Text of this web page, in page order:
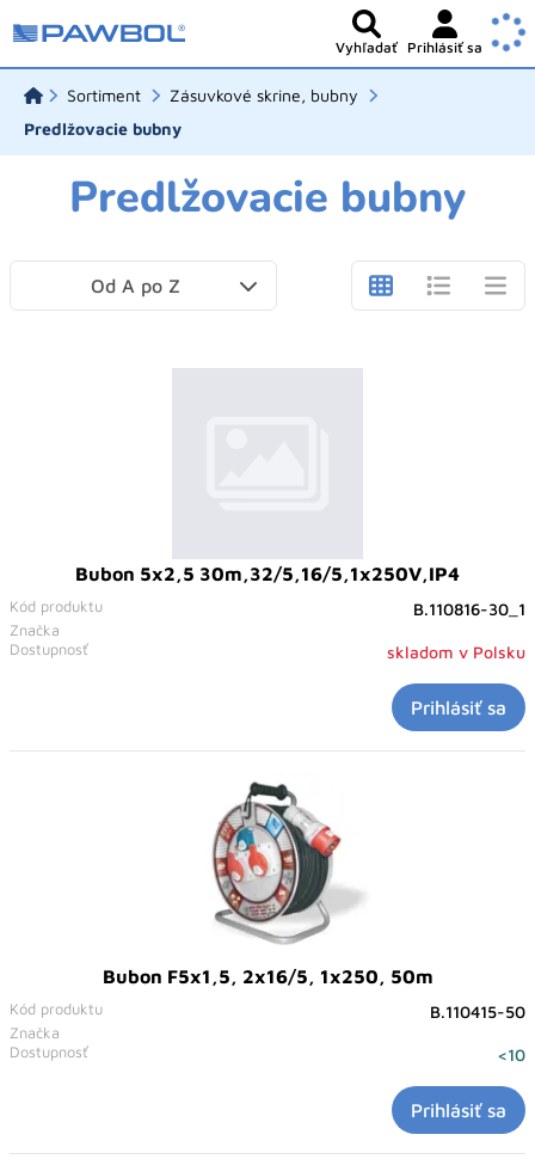
Vyhľadať Prihlásiť sa
Sortiment
Zásuvkové skrine, bubny
Predlžovacie bubny
Predlžovacie bubny
Od A po Z
Bubon 5x2,5 30m,32/5,16/5,1x250V,IP4
Značka
Kód produktu B.110816-30_1
Dostupnosť skladom v Polsku
Prihlásiť sa
Bubon F5x1,5, 2x16/5, 1x250, 50m
Značka
Kód produktu B.110415-50
Dostupnosť <10
Prihlásiť sa